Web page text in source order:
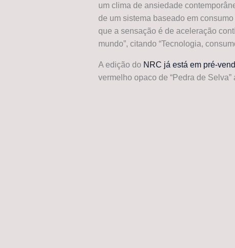
um clima de ansiedade
de um sistema baseado em
que a sensação é de aceleração
mundo”, citando “Tecnologia,
A edição do NRC já está em pré-
vermelho opaco de “Pedra de